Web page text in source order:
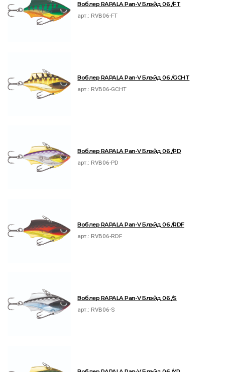
Воблер RAPALA Рап-V Блэйд 06 /FT
арт.: RVB06-FT
Воблер RAPALA Рап-V Блэйд 06 /GCHT
арт.: RVB06-GCHT
Воблер RAPALA Рап-V Блэйд 06 /PD
арт.: RVB06-PD
Воблер RAPALA Рап-V Блэйд 06 /RDF
арт.: RVB06-RDF
Воблер RAPALA Рап-V Блэйд 06 /S
арт.: RVB06-S